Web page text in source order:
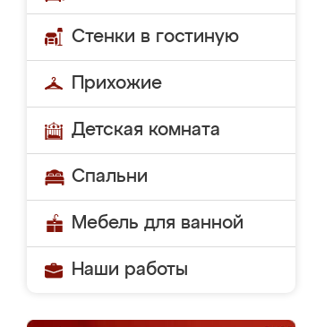
Стенки в гостиную
Прихожие
Детская комната
Спальни
Мебель для ванной
Наши работы